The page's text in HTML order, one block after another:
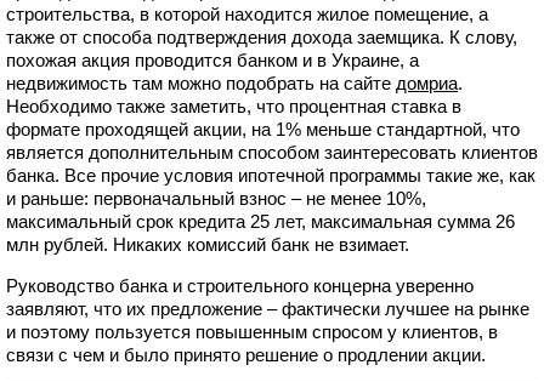
строительства, в которой находится жилое помещение, а
также от способа подтверждения дохода заемщика. К слову,
похожая акция проводится банком и в Украине, а
недвижимость там можно подобрать на сайте домриа.
Необходимо также заметить, что процентная ставка в
формате проходящей акции, на 1% меньше стандартной, что
является дополнительным способом заинтересовать клиентов
банка. Все прочие условия ипотечной программы такие же, как
и раньше: первоначальный взнос – не менее 10%,
максимальный срок кредита 25 лет, максимальная сумма 26
млн рублей. Никаких комиссий банк не взимает.
Руководство банка и строительного концерна уверенно
заявляют, что их предложение – фактически лучшее на рынке
и поэтому пользуется повышенным спросом у клиентов, в
связи с чем и было принято решение о продлении акции.